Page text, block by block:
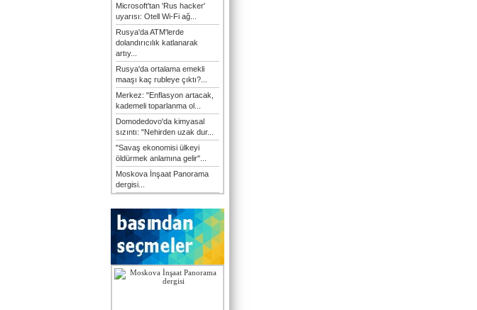
Microsoft'tan 'Rus hacker'
uyarısı: Otell Wi-Fi ağ...
Rusya'da ATM'lerde
dolandırıcılık katlanarak
artıy...
Rusya'da ortalama emekli
maaşı kaç rubleye çıktı?...
Merkez: "Enflasyon artacak,
kademeli toparlanma ol...
Domodedovo'da kimyasal
sızıntı: "Nehirden uzak dur...
"Savaş ekonomisi ülkeyi
öldürmek anlamına gelir"...
Moskova İnşaat Panorama
dergisi...